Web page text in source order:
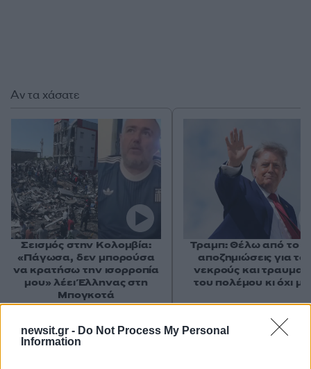
newsit.gr - Do Not Process My Personal
Information
Σχόλια
Αν τα χάσατε
Σεισμός στην Κολομβία:
«Πάγωσα, δεν μπορούσα
να κρατήσω την ισορροπία
μου» λέει Έλληνας στη
Μπογκοτά
Τραμπ: Θέλω από το
αποζημιώσεις για
νεκρούς και
του πολέμου κι όχι